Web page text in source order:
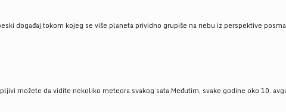
događaj tokom kojeg se više planeta prividno grupiše na nebu iz perspektive
možete da vidite nekoliko meteora svakog sata.Međutim, svake godine oko 10.